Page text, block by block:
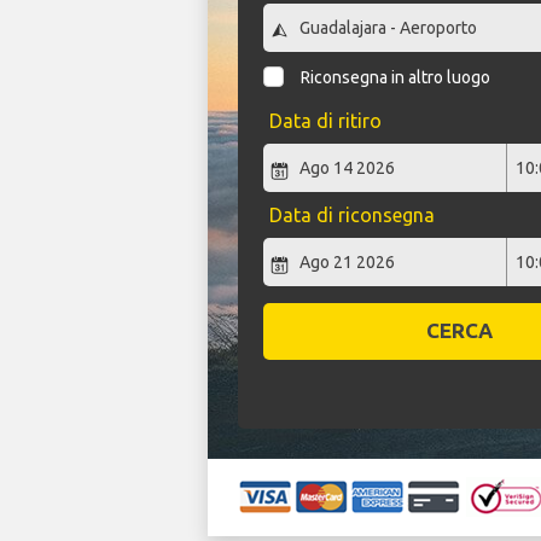
Riconsegna in altro luogo
Data di ritiro
Data di riconsegna
CERCA